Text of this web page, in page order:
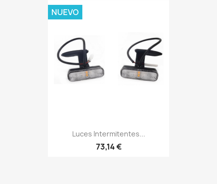
Luces Intermitentes...
73,14 €
NUEVO